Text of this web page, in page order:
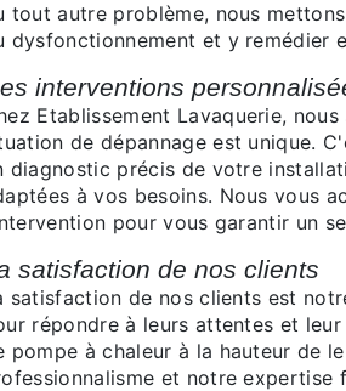
tout autre problème, nous
dysfonctionnement et y remédier
interventions
Etablissement Lavaquerie,
de dépannage est unique.
diagnostic précis de votre
à vos besoins. Nous vous
pour vous garantir un
satisfaction de nos clients
satisfaction de nos clients est
répondre à leurs attentes et
pompe à chaleur à la hauteur de
et notre expertise